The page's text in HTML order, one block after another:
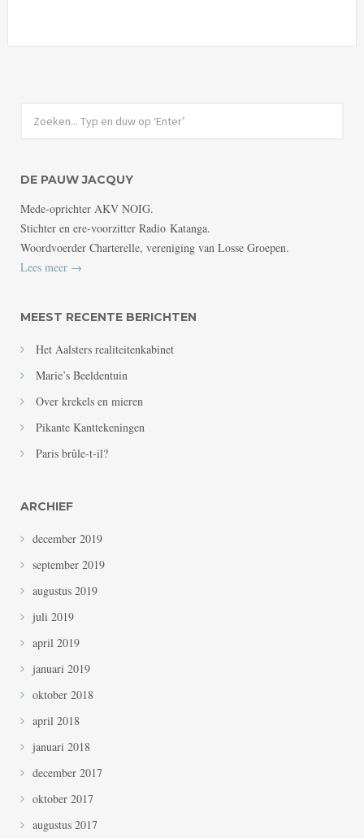
DE PAUW JACQUY
Mede-oprichter AKV NOIG.
Stichter en ere-voorzitter Radio Katanga.
Woordvoerder Charterelle, vereniging van Losse Groepen.
Lees meer →
MEEST RECENTE BERICHTEN
Het Aalsters realiteitenkabinet
Marie’s Beeldentuin
Over krekels en mieren
Pikante Kanttekeningen
Paris brûle-t-il?
ARCHIEF
december 2019
september 2019
augustus 2019
juli 2019
april 2019
januari 2019
oktober 2018
april 2018
januari 2018
december 2017
oktober 2017
augustus 2017